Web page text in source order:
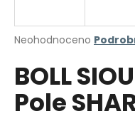
Průměrné
produktu
je
0,0
Neohodnoceno
BOLL
Pole
j
t
?